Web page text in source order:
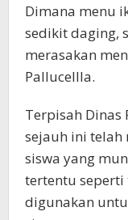
Dimana menu
sedikit daging,
merasakan
Pallucellla.
Terpisah Dinas
sejauh ini
siswa yang
tertentu seperti
digunakan